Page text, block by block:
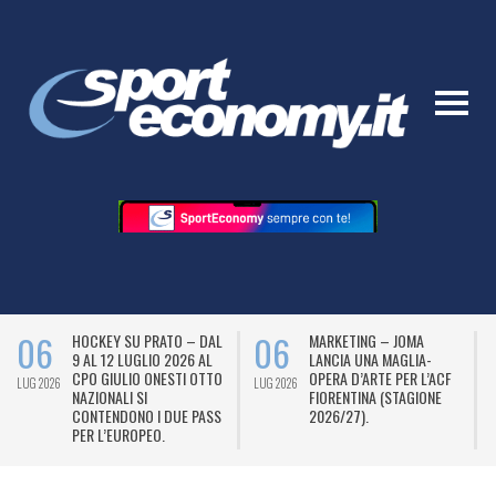
06
LUG 2026
HOCKEY SU PRATO – DAL
9 AL 12 LUGLIO 2026 AL
CPO GIULIO ONESTI OTTO
NAZIONALI SI
CONTENDONO I DUE PASS
PER L’EUROPEO.
06
LUG 2026
MARKETING – JOMA
LANCIA UNA MAGLIA-
OPERA D’ARTE PER L’ACF
FIORENTINA (STAGIONE
2026/27).